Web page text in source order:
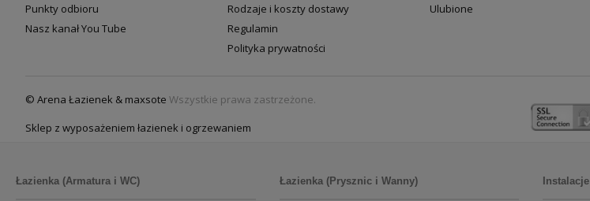
Punkty odbioru
Nasz kanał You Tube
Rodzaje i koszty dostawy
Regulamin
Polityka prywatności
Ulubione
© Arena Łazienek & maxsote Wszystkie prawa zastrzeżone.
Sklep z wyposażeniem łazienek i ogrzewaniem
Łazienka (Armatura i WC) Łazienka (Prysznic i Wanny) Instalacje